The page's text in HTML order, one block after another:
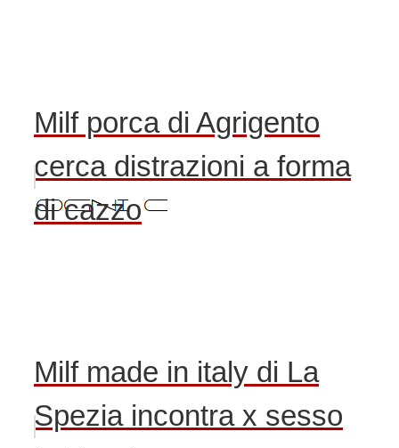
Milf porca di Agrigento
cerca distrazioni a forma
di cazzo
Milf made in italy di La
Spezia incontra x sesso